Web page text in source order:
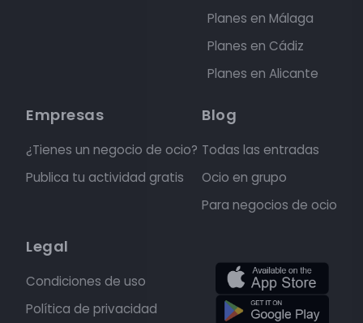
Planes en Málaga
Planes en Cádiz
Planes en Alicante
Empresas
¿Tienes un negocio de ocio?
Publica tu actividad gratis
Blog
Todas las entradas
Ocio en grupo
Para negocios de ocio
Legal
Condiciones de uso
Política de privacidad